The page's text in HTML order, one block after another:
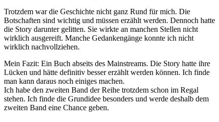
Trotzdem war die Geschichte nicht ganz Rund für mich. Die
Botschaften sind wichtig und müssen erzählt werden. Dennoch hatte
die Story darunter gelitten. Sie wirkte an manchen Stellen nicht
wirklich ausgereift. Manche Gedankengänge konnte ich nicht
wirklich nachvollziehen.
Mein Fazit: Ein Buch abseits des Mainstreams. Die Story hatte ihre
Lücken und hätte definitiv besser erzählt werden können. Ich finde
man kann daraus noch einiges machen.
Ich habe den zweiten Band der Reihe trotzdem schon im Regal
stehen. Ich finde die Grundidee besonders und werde deshalb dem
zweiten Band eine Chance geben.